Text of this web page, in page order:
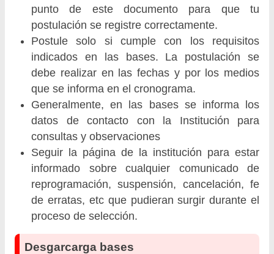
punto de este documento para que tu
postulación se registre correctamente.
Postule solo si cumple con los requisitos
indicados en las bases. La postulación se
debe realizar en las fechas y por los medios
que se informa en el cronograma.
Generalmente, en las bases se informa los
datos de contacto con la Institución para
consultas y observaciones
Seguir la página de la institución para estar
informado sobre cualquier comunicado de
reprogramación, suspensión, cancelación, fe
de erratas, etc que pudieran surgir durante el
proceso de selección.
Desgarcarga bases